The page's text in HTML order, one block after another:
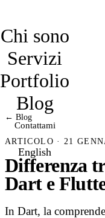
Chi sono
Servizi
Portfolio
Blog
Contattami
English
← Blog
ARTICOLO · 21
Differenza
Dart e
In Dart, la